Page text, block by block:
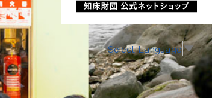
Select Language▼